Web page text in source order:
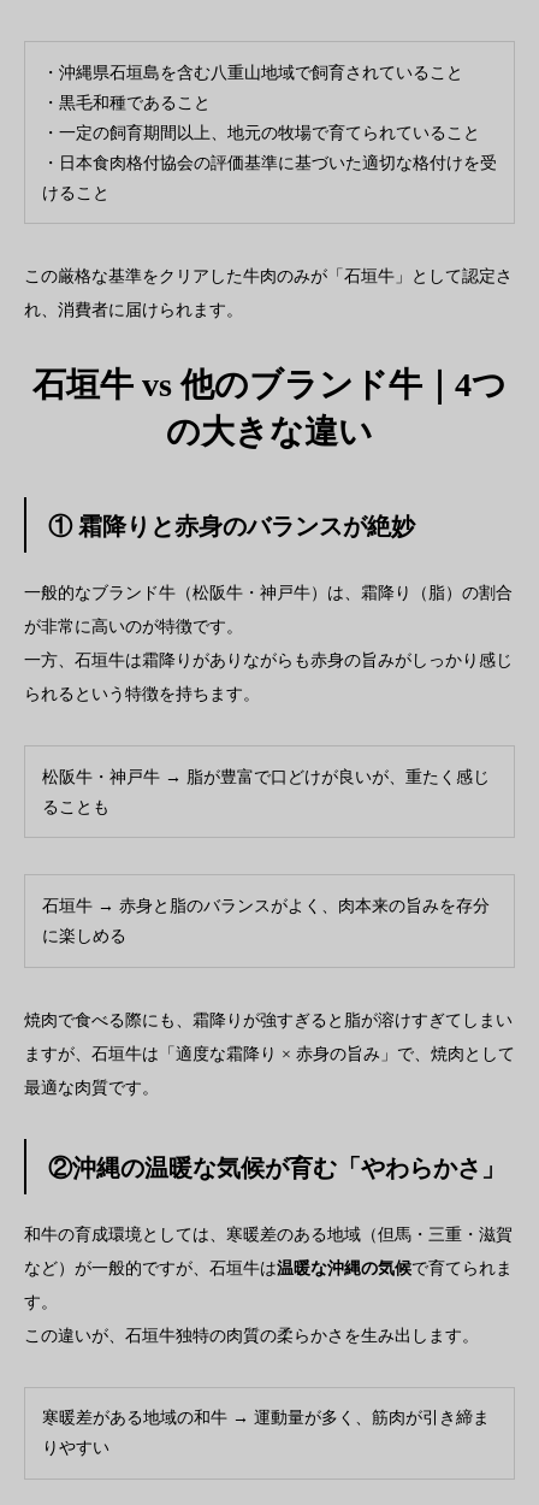
・沖縄県石垣島を含む八重山地域で飼育されていること
・黒毛和種であること
・一定の飼育期間以上、地元の牧場で育てられていること
・日本食肉格付協会の評価基準に基づいた適切な格付けを受
けること
この厳格な基準をクリアした牛肉のみが「石垣牛」として認定さ
れ、消費者に届けられます。
石垣牛 vs 他のブランド牛｜4つ
の大きな違い
① 霜降りと赤身のバランスが絶妙
一般的なブランド牛（松阪牛・神戸牛）は、霜降り（脂）の割合
が非常に高いのが特徴です。
一方、石垣牛は霜降りがありながらも赤身の旨みがしっかり感じ
られるという特徴を持ちます。
松阪牛・神戸牛 → 脂が豊富で口どけが良いが、重たく感じ
ることも
石垣牛 → 赤身と脂のバランスがよく、肉本来の旨みを存分
に楽しめる
焼肉で食べる際にも、霜降りが強すぎると脂が溶けすぎてしまい
ますが、石垣牛は「適度な霜降り × 赤身の旨み」で、焼肉として
最適な肉質です。
②沖縄の温暖な気候が育む「やわらかさ」
和牛の育成環境としては、寒暖差のある地域（但馬・三重・滋賀
など）が一般的ですが、石垣牛は温暖な沖縄の気候で育てられま
す。
この違いが、石垣牛独特の肉質の柔らかさを生み出します。
寒暖差がある地域の和牛 → 運動量が多く、筋肉が引き締ま
りやすい